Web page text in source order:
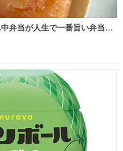
弁当が人生で一番旨い弁当だ
発見。 個人的に駅弁
で首位を独走しているお弁当
入が断然オススメです👍 #え